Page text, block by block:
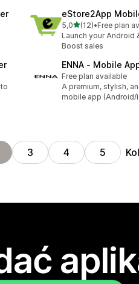
eStore2App
5,0na 5 gwiazdek
(12)
Łączna liczba
•Free plan
Launch your Android
Boost sales
ENNA ‑ Mobile
Free plan available
A premium, stylish,
mobile app (Android/
3 4 5